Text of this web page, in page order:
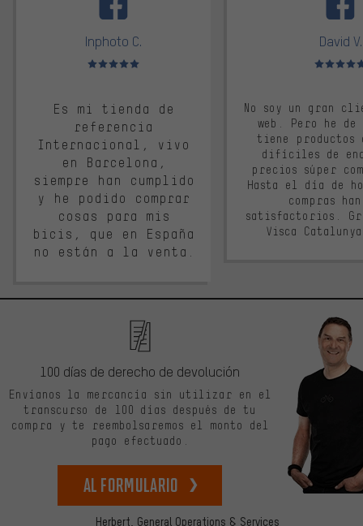
Inphoto C.
Valoración media: 5 de 5
Es mi tienda de
referencia
Internacional, vivo
en Barcelona,
siempre han cumplido
y he podido comprar
cosas para mis
bicis, que en España
no están a la venta.
David V.
Valoración
No soy un gran
web. Pero he
tiene productos
difíciles de
precios súper
Hasta el día de
compras
satisfactorios.
Visca
Herbert, General Operations & Services
100 días de derecho de devolución
Envíanos la mercancía sin utilizar en el
transcurso de 100 días después de tu
compra y te reembolsaremos el monto del
pago efectuado.
Al formulario